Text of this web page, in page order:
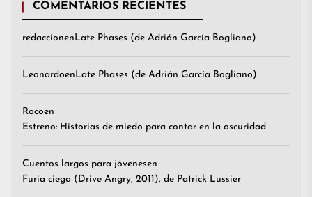
COMENTARIOS RECIENTES
redaccionenLate Phases (de Adrián García Bogliano)
LeonardoenLate Phases (de Adrián García Bogliano)
Rocoen
Estreno: Historias de miedo para contar en la oscuridad
Cuentos largos para jóvenesen
Furia ciega (Drive Angry, 2011), de Patrick Lussier